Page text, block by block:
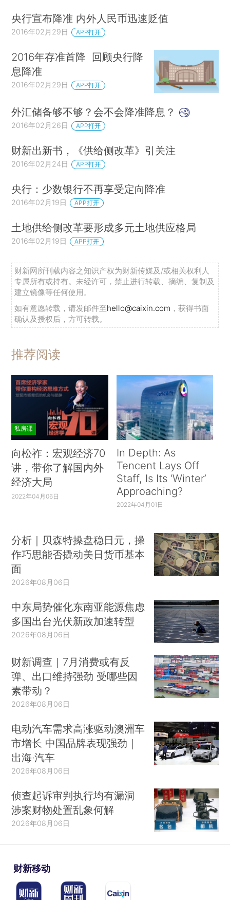
央行宣布降准 内外人民币迅速贬值
2016年02月29日 APP打开
2016年存准首降 回顾央行降
息降准
2016年02月29日 APP打开
外汇储备够不够？会不会降准降息？
2016年02月26日 APP打开
财新出新书，《供给侧改革》引关注
2016年02月24日 APP打开
央行：少数银行不再享受定向降准
2016年02月19日 APP打开
土地供给侧改革要形成多元土地供应格局
2016年02月19日 APP打开
财新网所刊载内容之知识产权为财新传媒及/或相关权利人
专属所有或持有。未经许可，禁止进行转载、摘编、复制及
建立镜像等任何使用。
如有意愿转载，请发邮件至hello@caixin.com ，获得书面
确认及授权后，方可转载。
推荐阅读
私房课
向松祚：宏观经济70
讲，带你了解国内外
经济大局
2022年04月06日
In Depth: As
Tencent Lays Off
Staff, Is Its ‘Winter’
Approaching?
2022年04月01日
分析｜贝森特操盘稳日元，操
作巧思能否撬动美日货币基本
面
2026年08月06日
中东局势催化东南亚能源焦虑
多国出台光伏新政加速转型
2026年08月06日
财新调查｜7月消费或有反
弹、出口维持强劲 受哪些因
素带动？
2026年08月06日
电动汽车需求高涨驱动澳洲车
市增长 中国品牌表现强劲｜
出海·汽车
2026年08月06日
侦查起诉审判执行均有漏洞
涉案财物处置乱象何解
2026年08月06日
财新移动